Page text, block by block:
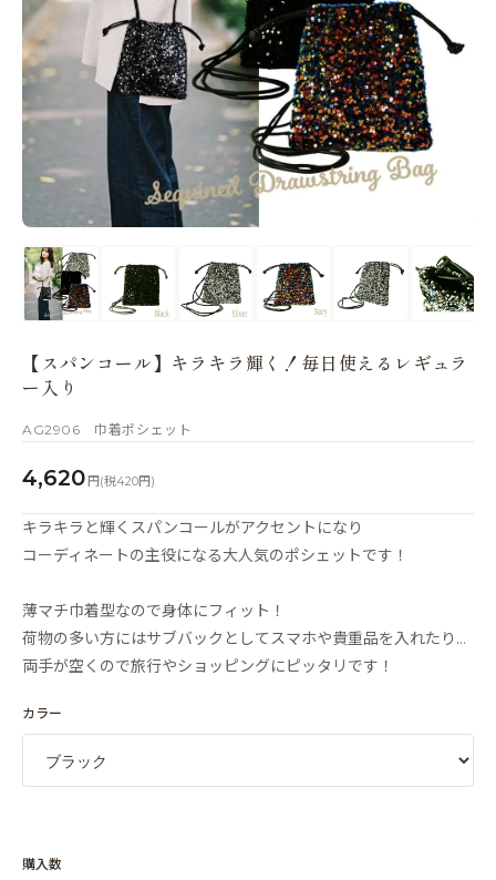
【スパンコール】キラキラ輝く！毎日使えるレギュラ
ー入り
AG2906 巾着ポシェット
4,620 円(税420円)
キラキラと輝くスパンコールがアクセントになり
コーディネートの主役になる大人気のポシェットです！
薄マチ巾着型なので身体にフィット！
荷物の多い方にはサブバックとしてスマホや貴重品を入れたり…
両手が空くので旅行やショッピングにピッタリです！
カラー
購入数